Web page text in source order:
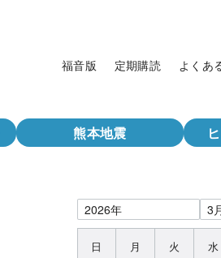
福音版 定期購読 よくあ
熊本地震
日 月 火 水